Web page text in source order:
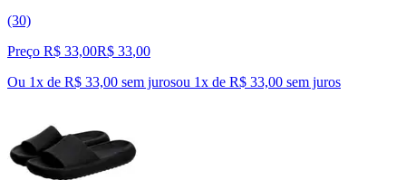
(30)
Preço R$ 33,00R$ 33,00
Ou 1x de R$ 33,00 sem jurosou 1x de R$ 33,00 sem juros